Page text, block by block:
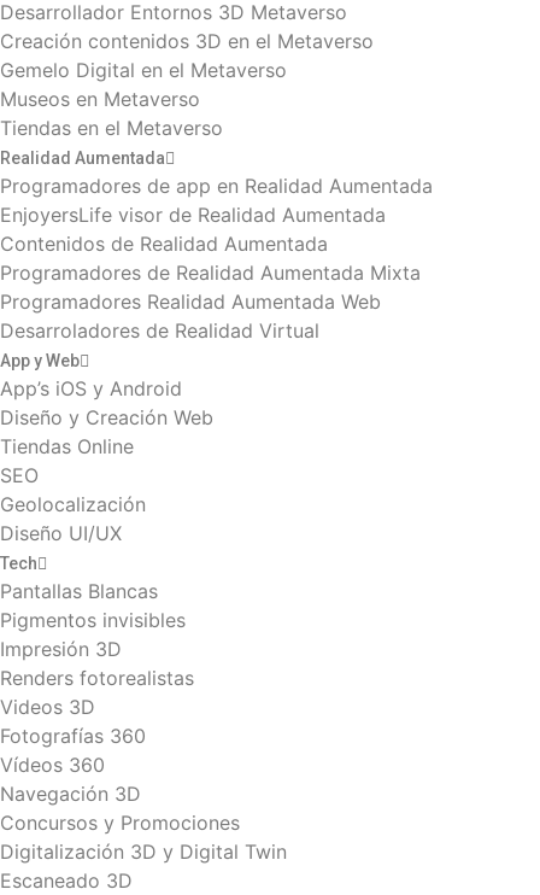
Desarrollador Entornos 3D Metaverso
Creación contenidos 3D en el Metaverso
Gemelo Digital en el Metaverso
Museos en Metaverso
Tiendas en el Metaverso
Realidad Aumentada
Programadores de app en Realidad Aumentada
EnjoyersLife visor de Realidad Aumentada
Contenidos de Realidad Aumentada
Programadores de Realidad Aumentada Mixta
Programadores Realidad Aumentada Web
Desarroladores de Realidad Virtual
App y Web
App’s iOS y Android
Diseño y Creación Web
Tiendas Online
SEO
Geolocalización
Diseño UI/UX
Tech
Pantallas Blancas
Pigmentos invisibles
Impresión 3D
Renders fotorealistas
Videos 3D
Fotografías 360
Vídeos 360
Navegación 3D
Concursos y Promociones
Digitalización 3D y Digital Twin
Escaneado 3D